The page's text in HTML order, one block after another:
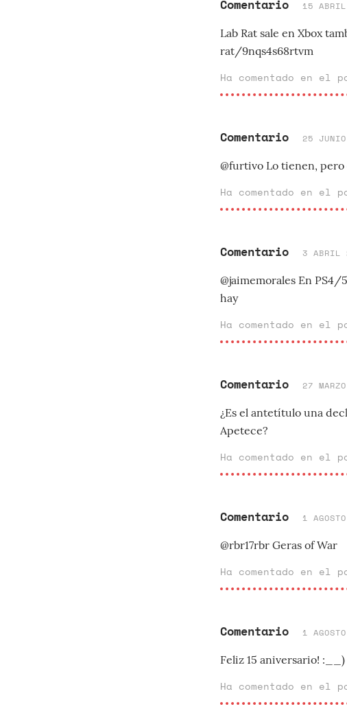
Comentario 15
Lab Rat sale en Xbox
rat/9nqs4s68rtvm
Ha comentado en el
Comentario 25
@furtivo Lo tienen,
Ha comentado en el
Comentario 3
@jaimemorales En
hay
Ha comentado en el
Comentario 27
¿Es el antetítulo una
Apetece?
Ha comentado en el
Comentario 1
@rbr17rbr Geras of War
Ha comentado en el
Comentario 1
Feliz 15 aniversario! :__)
Ha comentado en el